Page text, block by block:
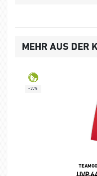
MEHR AUS DER
-35%